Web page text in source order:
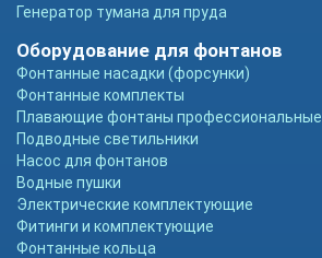
Генератор тумана для пруда
Оборудование для фонтанов
Фонтанные насадки (форсунки)
Фонтанные комплекты
Плавающие фонтаны профессиональные
Подводные светильники
Насос для фонтанов
Водные пушки
Электрические комплектующие
Фитинги и комплектующие
Фонтанные кольца